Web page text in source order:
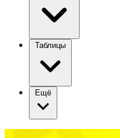
Таблицы
Ещё